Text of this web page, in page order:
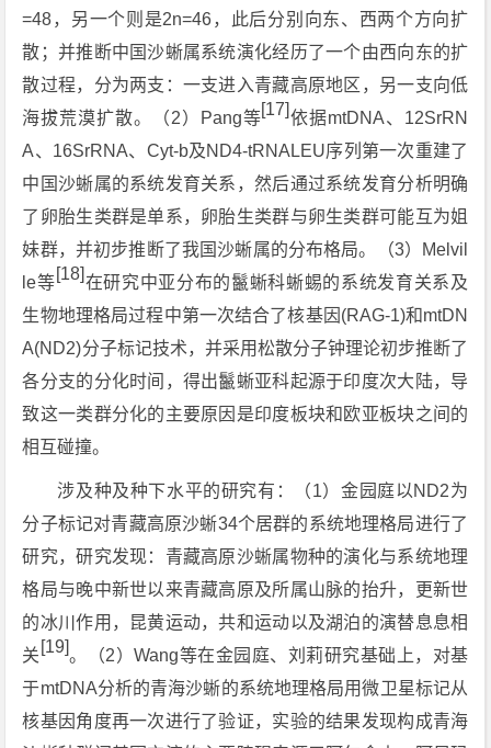
=48，另一个则是2n=46，此后分别向东、西两个方向扩
散；并推断中国沙蜥属系统演化经历了一个由西向东的扩
散过程，分为两支：一支进入青藏高原地区，另一支向低
海拔荒漠扩散。（2）Pang等[17]依据mtDNA、12SrRN
A、16SrRNA、Cyt-b及ND4-tRNALEU序列第一次重建了
中国沙蜥属的系统发育关系，然后通过系统发育分析明确
了卵胎生类群是单系，卵胎生类群与卵生类群可能互为姐
妹群，并初步推断了我国沙蜥属的分布格局。（3）Melvil
le等[18]在研究中亚分布的鬣蜥科蜥蜴的系统发育关系及
生物地理格局过程中第一次结合了核基因(RAG-1)和mtDN
A(ND2)分子标记技术，并采用松散分子钟理论初步推断了
各分支的分化时间，得出鬣蜥亚科起源于印度次大陆，导
致这一类群分化的主要原因是印度板块和欧亚板块之间的
相互碰撞。
涉及种及种下水平的研究有：（1）金园庭以ND2为
分子标记对青藏高原沙蜥34个居群的系统地理格局进行了
研究，研究发现：青藏高原沙蜥属物种的演化与系统地理
格局与晚中新世以来青藏高原及所属山脉的抬升，更新世
的冰川作用，昆黄运动，共和运动以及湖泊的演替息息相
关 [19]。（2）Wang等在金园庭、刘莉研究基础上，对基
于mtDNA分析的青海沙蜥的系统地理格局用微卫星标记从
核基因角度再一次进行了验证，实验的结果发现构成青海